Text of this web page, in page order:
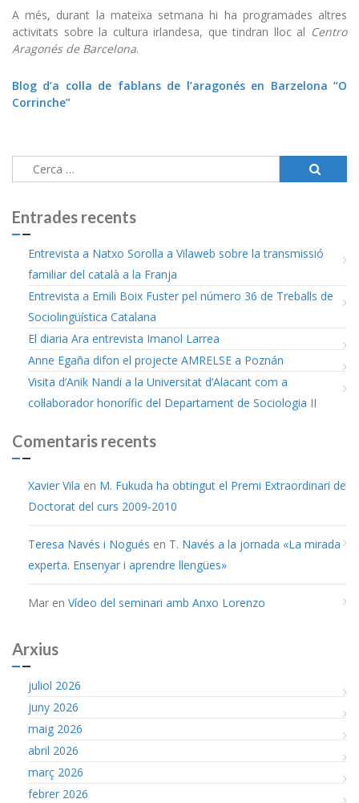
A més, durant la mateixa setmana hi ha programades altres
activitats sobre la cultura irlandesa, que tindran lloc al Centro
Aragonés de Barcelona.
Blog d’a colla de fablans de l’aragonés en Barzelona “O
Corrinche”
Cerca:
Entrades recents
Entrevista a Natxo Sorolla a Vilaweb sobre la transmissió
familiar del català a la Franja
Entrevista a Emili Boix Fuster pel número 36 de Treballs de
Sociolingüística Catalana
El diaria Ara entrevista Imanol Larrea
Anne Egaña difon el projecte AMRELSE a Poznán
Visita d’Anik Nandi a la Universitat d’Alacant com a
col·laborador honorífic del Departament de Sociologia II
Comentaris recents
Xavier Vila en M. Fukuda ha obtingut el Premi Extraordinari de
Doctorat del curs 2009-2010
Teresa Navés i Nogués en T. Navés a la jornada «La mirada
experta. Ensenyar i aprendre llengües»
Mar en Vídeo del seminari amb Anxo Lorenzo
Arxius
juliol 2026
juny 2026
maig 2026
abril 2026
març 2026
febrer 2026